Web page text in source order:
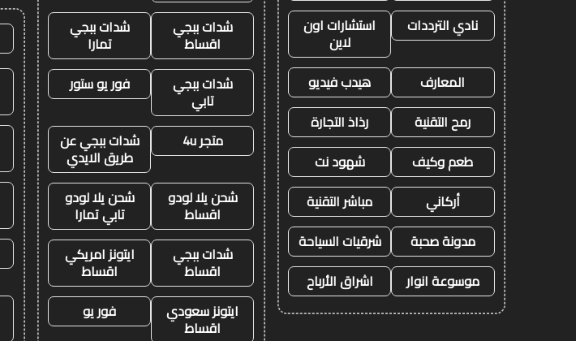
نادي الترددات
استشارات اون
لاين
المعارف
هيدب فيديو
رمح التقنية
رذاذ التجارة
طعم وكيف
شهود نت
أركاني
مباشر التقنية
مدونة صحبة
شرقيات السياحة
موسوعة انوار
اشراق الأرباح
شدات ببجي
اقساط
شدات ببجي
تمارا
شدات ببجي
تابي
فور يو ستور
متجر 4u شدات ببجي عن
طريق الايدي
شحن يلا لودو
اقساط
شحن يلا لودو
تابي تمارا
شدات ببجي
اقساط
ايتونز امريكي
اقساط
ايتونز سعودي
اقساط
فور يو